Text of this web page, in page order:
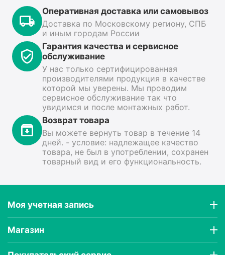
Оперативная доставка или самовывоз
Доставка по Московскому региону, СПБ
и иным городам России
Гарантия качества и сервисное
обслуживание
У нас только сертифицированная
производителями продукция в качестве
которой мы уверены. Мы проводим
сервисное обслуживание так что
увидимся и после монтажных работ.
Возврат товара
Вы можете вернуть товар в течение 14
дней. - условие: надлежащее качество
товара, не был в употреблении, сохранен
товарный вид и его функциональность.
Моя учетная запись
Магазин